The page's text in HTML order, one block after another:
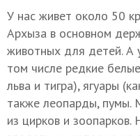
У нас живет около 50
Архыза в основном
животных для детей. А
том числе редкие
льва и тигра), ягуары
также леопарды, пумы.
из цирков и